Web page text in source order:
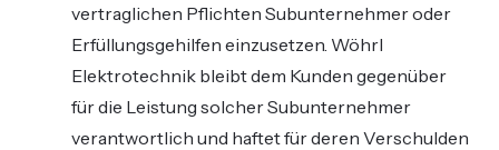
vertraglichen Pflichten Subunternehmer oder
Erfüllungsgehilfen einzusetzen. Wöhrl
Elektrotechnik bleibt dem Kunden gegenüber
für die Leistung solcher Subunternehmer
verantwortlich und haftet für deren Verschulden